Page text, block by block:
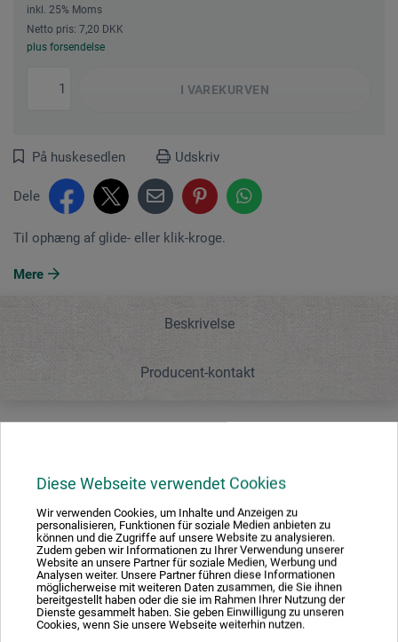
Diese Webseite verwendet Cookies
Wir verwenden Cookies, um Inhalte und Anzeigen zu
personalisieren, Funktionen für soziale Medien anbieten zu
können und die Zugriffe auf unsere Website zu analysieren.
Zudem geben wir Informationen zu Ihrer Verwendung unserer
Website an unsere Partner für soziale Medien, Werbung und
Analysen weiter. Unsere Partner führen diese Informationen
möglicherweise mit weiteren Daten zusammen, die Sie ihnen
bereitgestellt haben oder die sie im Rahmen Ihrer Nutzung der
Dienste gesammelt haben. Sie geben Einwilligung zu unseren
Cookies, wenn Sie unsere Webseite weiterhin nutzen.
inkl. 25% Moms
Netto pris: 7,20 DKK
plus forsendelse
I VAREKURVEN
På huskesedlen Udskriv
Dele
Til ophæng af glide- eller klik-kroge.
Mere
Beskrivelse
Producent-kontakt
Til ophæng af glide- eller klik-kroge.
Producent-kontakt